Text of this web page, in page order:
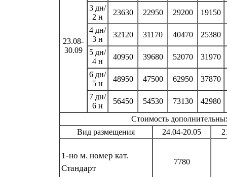
23.08-
30.09
3 дн/
2 н
23630 22950 29200 19150
4 дн/
3 н
32120 31170 40470 25380
5 дн/
4 н
40950 39680 52070 31970
6 дн/
5 н
48950 47500 62950 37870
7 дн/
6 н
56450 54530 73130 42980
Стоимость
Вид размещения
24.04-20.05
1-но м. номер кат.
Стандарт
7780